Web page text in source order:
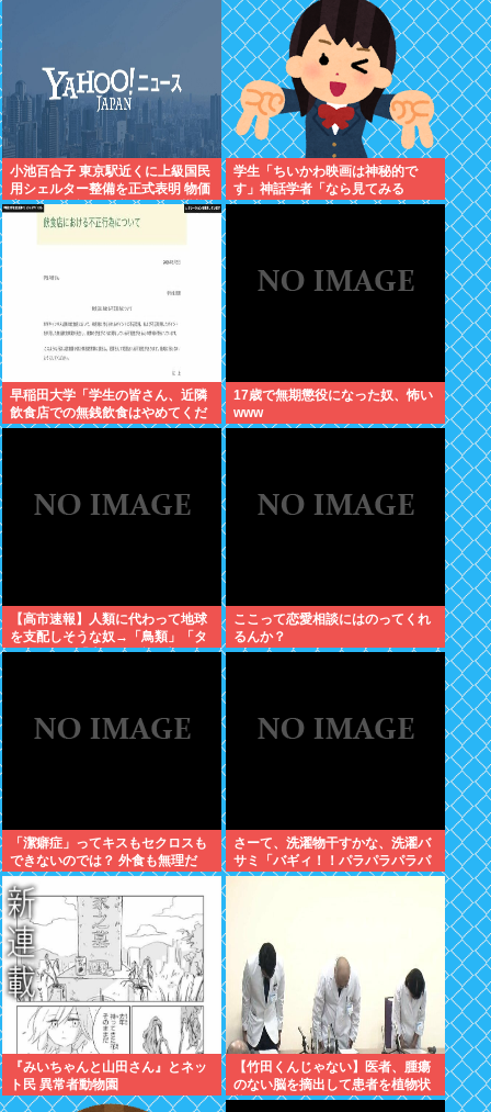
小池百合子 東京駅近くに上級国民
用シェルター整備を正式表明 物価
高なんて無視で血税ぶっこむ模様
支持したのはあなた達
学生「ちいかわ映画は神秘的で
す」神話学者「なら見てみる
か…」
早稲田大学「学生の皆さん、近隣
飲食店での無銭飲食はやめてくだ
さい」
17歳で無期懲役になった奴、怖い
www
【高市速報】人類に代わって地球
を支配しそうな奴→「鳥類」「タ
コ・イカ」「麦」の3強に絞られ
ここって恋愛相談にはのってくれ
るんか？
「潔癖症」ってキスもセクロスも
できないのでは？ 外食も無理だ
ろ。
さーて、洗濯物干すかな、洗濯バ
サミ「バギィ！！パラパラパラパ
ラ」
『みいちゃんと山田さん』とネッ
ト民 異常者動物園
【竹田くんじゃない】医者、腫瘍
のない脳を摘出して患者を植物状
態に